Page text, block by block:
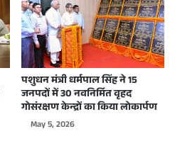
पशुधन मंत्री धर्मपाल सिंह ने 15
जनपदों में 30 नवनिर्मित वृहद
गोसंरक्षण केन्द्रों का किया लोकार्पण
May 5, 2026